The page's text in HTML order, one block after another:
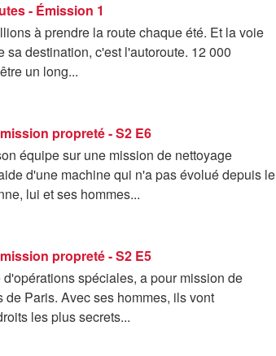
- Émission 1
à prendre la route chaque été. Et la voie
sa destination, c'est l'autoroute. 12 000
un long...
propreté - S2 E6
équipe sur une mission de nettoyage
d'une machine qui n'a pas évolué depuis le
lui et ses hommes...
propreté - S2 E5
spéciales, a pour mission de
de Paris. Avec ses hommes, ils vont
les plus secrets...